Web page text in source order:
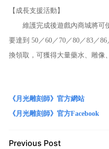
【成長支援活動】
維護完成後遊戲內商城將可
要達到 50／60／70／80／83／
換領取，可獲得大量藥水、雕像
《月光雕刻師》官方網站
《月光雕刻師》官方Facebook
Previous Post